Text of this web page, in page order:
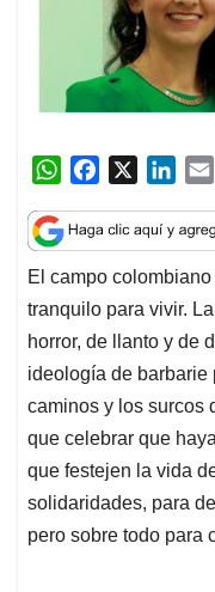
W
a
t
s
A
p
p
c
e
b
o
o
k
n
k
e
d
I
n
El campo
tranquilo para vivir.
horror, de llanto y de
ideología de barbarie
caminos y los surcos
que celebrar que
que festejen la vida
solidaridades, para
pero sobre todo para